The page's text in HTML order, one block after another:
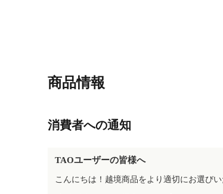
商品情報
消費者への通知
TAOユーザーの皆様へ
こんにちは！越境商品をより適切にお選び